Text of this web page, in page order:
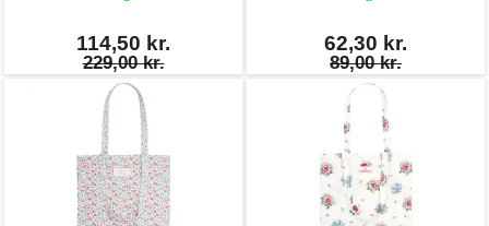
114,50 kr.
229,00 kr.
62,30 kr.
89,00 kr.